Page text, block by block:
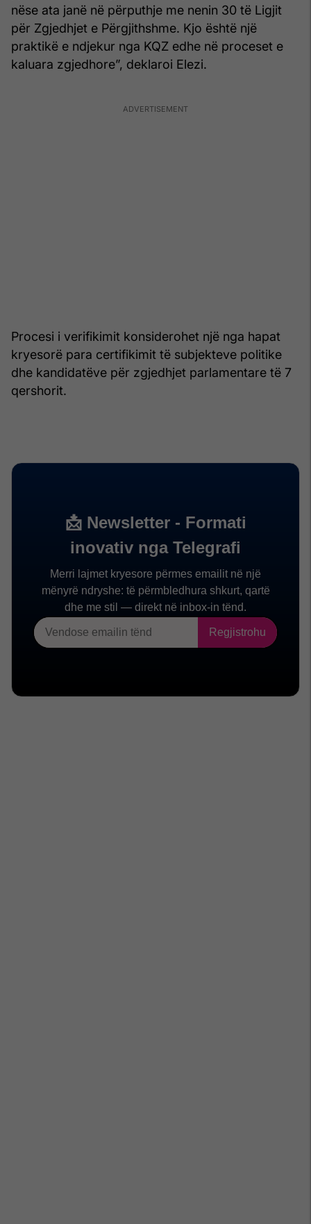
nëse ata janë në përputhje me nenin 30 të Ligjit
për Zgjedhjet e Përgjithshme. Kjo është një
praktikë e ndjekur nga KQZ edhe në proceset e
kaluara zgjedhore”, deklaroi Elezi.
Procesi i verifikimit konsiderohet një nga hapat
kryesorë para certifikimit të subjekteve politike
dhe kandidatëve për zgjedhjet parlamentare të 7
qershorit.